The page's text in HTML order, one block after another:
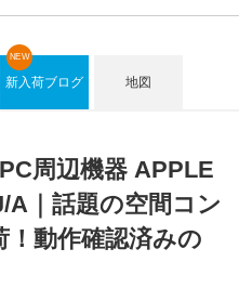
新入荷ブログ
NEW
地図
周辺機器 APPLE
A｜話題の空間コン
！動作確認済みの